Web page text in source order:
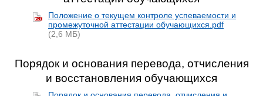
Положение о текущем контроле успеваемости и
промежуточной аттестации обучающихся.pdf
(2,6 МБ)
Порядок и основания перевода, отчисления
и восстановления обучающихся